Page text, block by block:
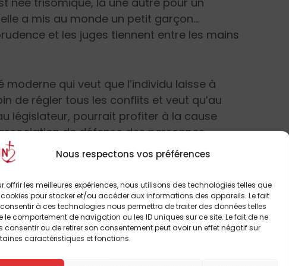
Nous respectons vos préférences
offrir les meilleures expériences, nous utilisons des technologies telles que
pour stocker et/ou accéder aux informations des appareils. Le fait
à ces technologies nous permettra de traiter des données telles
le comportement de navigation ou les ID uniques sur ce site. Le fait de ne
consentir ou de retirer son consentement peut avoir un effet négatif sur
caractéristiques et fonctions.
a mis au monde un petit garçon…
et les juges tiennent entre les mains
qui veut que l’individu laisse à
de régler tous les conflits et veut qu’au
législateur, pourrait profiter à la cause
de défense des personnes
devant la CPI contre le projet du
et financer un programme de
afin de limiter les naissances d’enfants
Zélande, pourtant, est signataire du
d’un groupe déterminé de la
est interdite ».
n’a pas été rejetée et sera donc